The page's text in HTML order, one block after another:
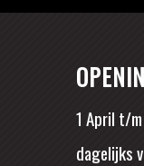
1 April t/
dagelijks